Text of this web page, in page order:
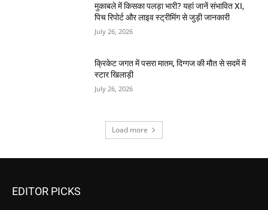
मुकाबले में किसका पलड़ा भारी? यहां जानें संभावित XI,
पिच रिपोर्ट और लाइव स्ट्रीमिंग से जुड़ी जानकारी
July 26, 2026
क्रिकेट जगत में पसरा मातम, दिग्गज की मौत से सदमें में
स्टार खिलाड़ी
July 26, 2026
Load more
EDITOR PICKS